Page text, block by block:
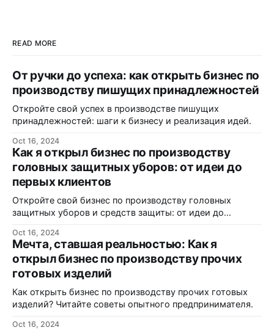
READ MORE
От ручки до успеха: как открыть бизнес по
производству пишущих принадлежностей
Откройте свой успех в производстве пишущих
принадлежностей: шаги к бизнесу и реализация идей.
Oct 16, 2024
Как я открыл бизнес по производству
головных защитных уборов: от идеи до
первых клиентов
Откройте свой бизнес по производству головных
защитных уборов и средств защиты: от идеи до
Oct 16, 2024
Мечта, ставшая реальностью: Как я
открыл бизнес по производству прочих
готовых изделий
Как открыть бизнес по производству прочих готовых
изделий? Читайте советы опытного предпринимателя.
Oct 16, 2024